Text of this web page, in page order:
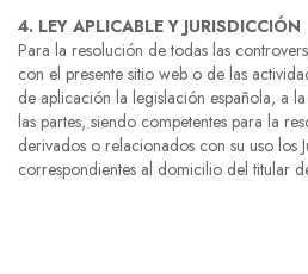
4. LEY APLICABLE Y JURISDICCIÓN
Para la resolución de todas las
con el presente sitio web o de las
de aplicación la legislación española, a
las partes, siendo competentes para la
derivados o relacionados con su uso los
correspondientes al domicilio del titular